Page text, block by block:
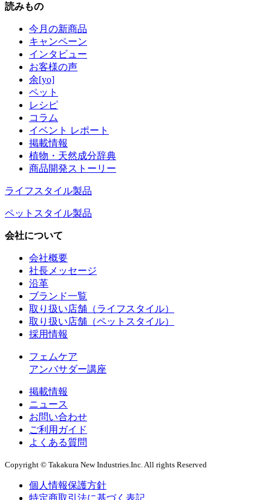
読みもの
今月の新商品
キャンペーン
インタビュー
お客様の声
余[yo]
ペット
レシピ
コラム
イベント レポート
掲載情報
植物・天然成分辞典
商品開発ストーリー
ライフスタイル製品
ペットスタイル製品
会社について
会社概要
社長メッセージ
沿革
ブランド一覧
取り扱い店舗（ライフスタイル）
取り扱い店舗（ペットスタイル）
採用情報
フェムケア
アンバサダー講座
掲載情報
ニュース
お問い合わせ
ご利用ガイド
よくある質問
Copyright © Takakura New Industries.Inc. All rights Reserved
個人情報保護方針
特定商取引法に基づく表記